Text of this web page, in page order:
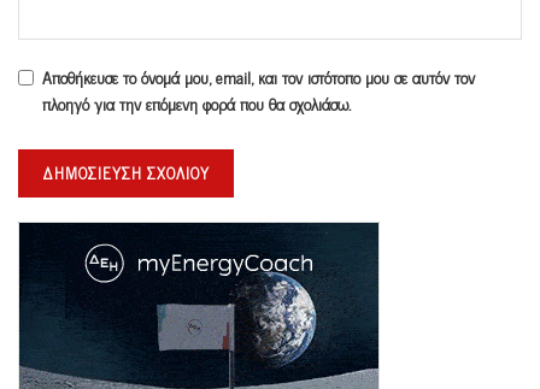
Αποθήκευσε το όνομά μου, email, και τον ιστότοπο μου σε αυτόν τον
πλοηγό για την επόμενη φορά που θα σχολιάσω.